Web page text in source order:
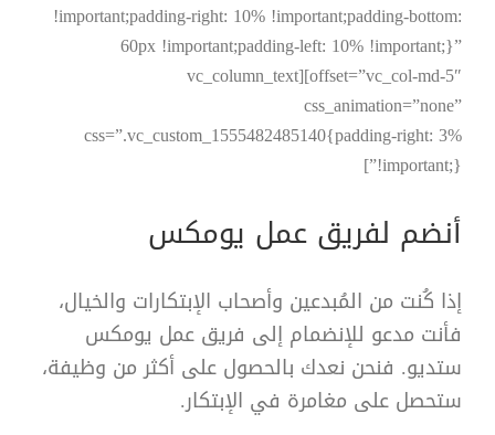
!important;padding-right: 10% !important;padding-bottom:
60px !important;padding-left: 10% !important;}”
offset=”vc_col-md-5″][vc_column_text
css_animation=”none”
css=”.vc_custom_1555482485140{padding-right: 3%
!important;}”]
أنضم لفريق عمل يومكس
إذا كُنت من المُبدعين وأصحاب الإبتكارات والخيال،
فأنت مدعو للإنضمام إلى فريق عمل يومكس
ستديو. فنحن نعدك بالحصول على أكثر من وظيفة،
ستحصل على مغامرة في الإبتكار.